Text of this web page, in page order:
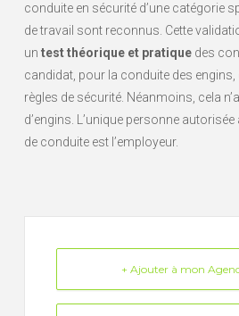
conduite en sécurité d’une catégorie
de travail sont reconnus. Cette
un test théorique et pratique des
candidat, pour la conduite des engins,
règles de sécurité. Néanmoins, cela
d’engins. L’unique personne
de conduite est l’employeur.
+ Ajouter à mon